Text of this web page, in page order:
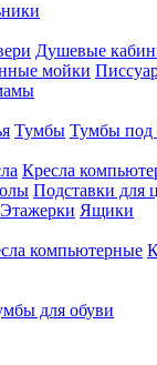
Душевые
мойки
Тумбы Тумбы
Кресла
Подставки для
Этажерки Ящики
компьютерные
для обуви